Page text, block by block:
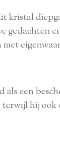
kristal
gedachten
een
terwijl hij